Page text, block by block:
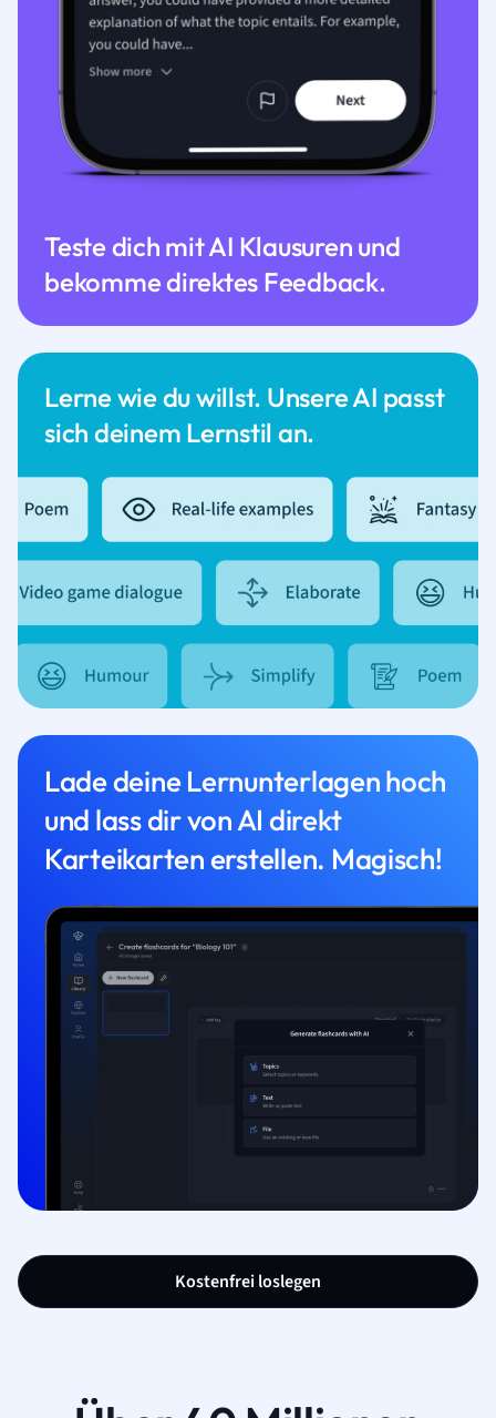
Lerne wie du willst. Unsere AI passt
sich deinem Lernstil an.
Teste dich mit AI Klausuren und
bekomme direktes Feedback.
Lade deine Lernunterlagen hoch
und lass dir von AI direkt
Karteikarten erstellen. Magisch!
Kostenfrei loslegen